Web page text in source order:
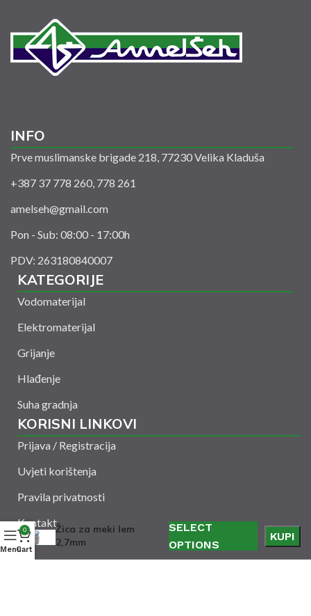
INFO
Prve muslimanske brigade 218, 77230 Velika Kladuša
+387 37 778 260, 778 261
amelseh@gmail.com
Pon - Sub: 08:00 - 17:00h
PDV: 263180840007
KATEGORIJE
Vodomaterijal
Elektromaterijal
Grijanje
Hlađenje
Suha gradnja
KORISNI LINKOVI
Prijava / Registracija
Uvjeti korištenja
Pravila privatnosti
Kontakt
Žica za meki lem
2,7mm
SELECT
OPTIONS
KUPI
Menu
0
Cart